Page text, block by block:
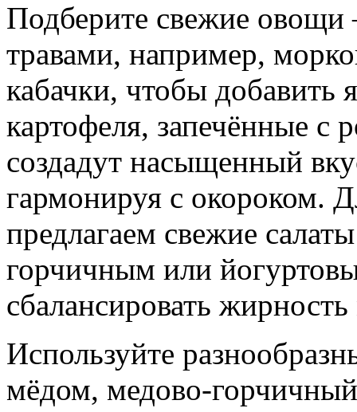
Подберите свежие овощи
травами, например,
кабачки, чтобы добавить
картофеля, запечённые с
создадут насыщенный
гармонируя с окороком.
предлагаем свежие
горчичным или
сбалансировать
Используйте
мёдом, медово-